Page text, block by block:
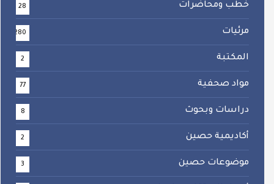
خطب ومحاضرات 28
مرئيات 280
المكتبة 2
مواد صحفية 77
دراسات وبحوث 8
أكاديمية حصين 2
موضوعات حصين 3